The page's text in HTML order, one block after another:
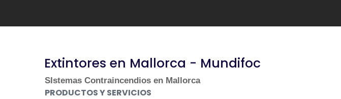
Extintores en Mallorca - Mundifoc
SIstemas Contraincendios en Mallorca
PRODUCTOS Y SERVICIOS